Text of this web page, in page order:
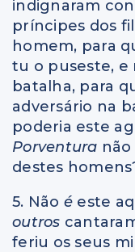
indignaram
príncipes dos
homem, para
tu o puseste, e
batalha, para
adversário na
poderia este
Porventura não
destes
5. Não é este
outros
feriu os seus